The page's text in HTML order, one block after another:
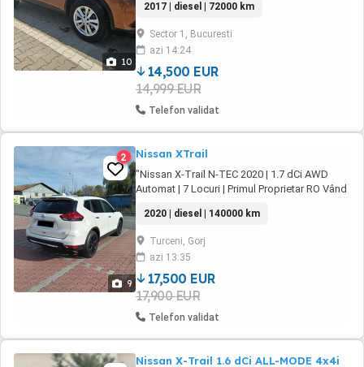
10
Proiectoare ceata Jante aliaj Senzori
anvelope ploaie lumina Senzori parcare fata
spate cu afisaj acustici Camera 360 grade
Volan piele reglabil ...
2017 | diesel | 72000 km
Sector 1, Bucuresti
azi 14:24
14,500 EUR
14,999 EUR
Telefon validat
9
2 Nissan XTrail
"Nissan X-Trail N-TEC 2020 | 1.7 dCi AWD
Automat | 7 Locuri | Primul Proprietar RO Vând
proveniență Spania ( fără rugină), achiziționat
și înmatriculat personal, fiind primul proprietar
în România. Mașina se prezintă în stare
tehnică și estetică excelentă, ...
2020 | diesel | 140000 km
Turceni, Gorj
azi 13:35
17,500 EUR
17,900 EUR
Telefon validat
Nissan X-Trail 1.6 dCi ALL-MODE 4x4i